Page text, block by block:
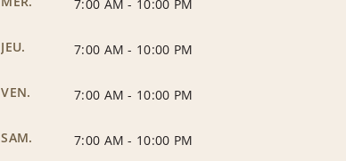
7:00 AM - 10:00 PM
JEU. 7:00 AM - 10:00 PM
VEN. 7:00 AM - 10:00 PM
SAM. 7:00 AM - 10:00 PM